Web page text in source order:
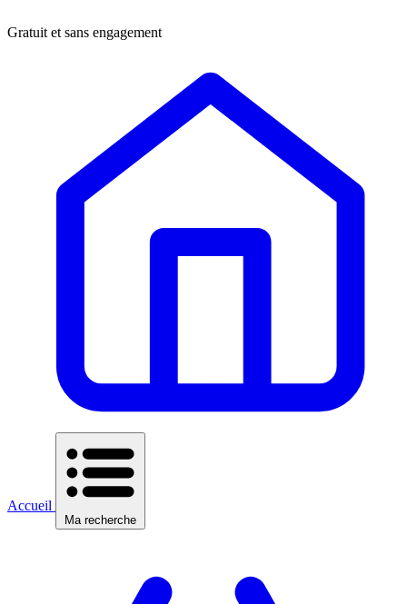
Gratuit et sans engagement
Accueil
Ma recherche